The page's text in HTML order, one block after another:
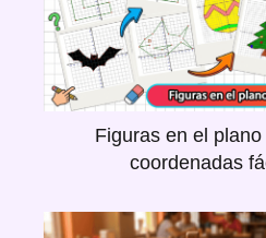
Figuras en el
coordenadas